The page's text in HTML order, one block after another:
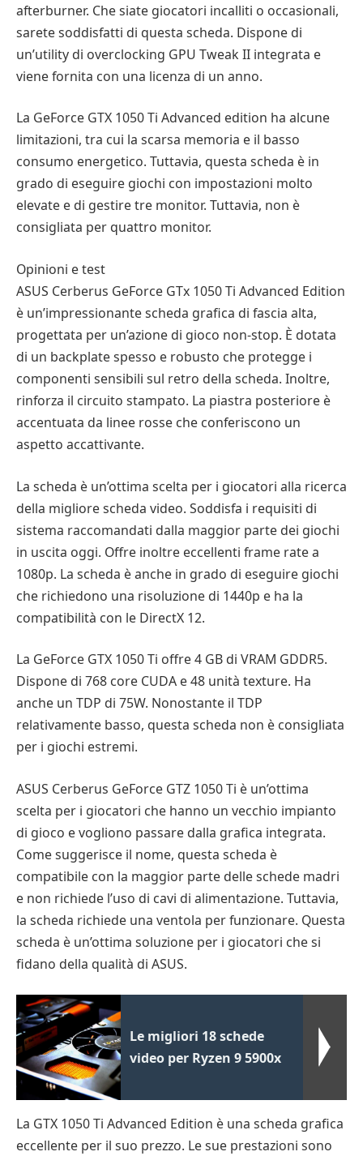
afterburner. Che siate giocatori incalliti o occasionali,
sarete soddisfatti di questa scheda. Dispone di
un’utility di overclocking GPU Tweak II integrata e
viene fornita con una licenza di un anno.
La GeForce GTX 1050 Ti Advanced edition ha alcune
limitazioni, tra cui la scarsa memoria e il basso
consumo energetico. Tuttavia, questa scheda è in
grado di eseguire giochi con impostazioni molto
elevate e di gestire tre monitor. Tuttavia, non è
consigliata per quattro monitor.
Opinioni e test
ASUS Cerberus GeForce GTx 1050 Ti Advanced Edition
è un’impressionante scheda grafica di fascia alta,
progettata per un’azione di gioco non-stop. È dotata
di un backplate spesso e robusto che protegge i
componenti sensibili sul retro della scheda. Inoltre,
rinforza il circuito stampato. La piastra posteriore è
accentuata da linee rosse che conferiscono un
aspetto accattivante.
La scheda è un’ottima scelta per i giocatori alla ricerca
della migliore scheda video. Soddisfa i requisiti di
sistema raccomandati dalla maggior parte dei giochi
in uscita oggi. Offre inoltre eccellenti frame rate a
1080p. La scheda è anche in grado di eseguire giochi
che richiedono una risoluzione di 1440p e ha la
compatibilità con le DirectX 12.
La GeForce GTX 1050 Ti offre 4 GB di VRAM GDDR5.
Dispone di 768 core CUDA e 48 unità texture. Ha
anche un TDP di 75W. Nonostante il TDP
relativamente basso, questa scheda non è consigliata
per i giochi estremi.
ASUS Cerberus GeForce GTZ 1050 Ti è un’ottima
scelta per i giocatori che hanno un vecchio impianto
di gioco e vogliono passare dalla grafica integrata.
Come suggerisce il nome, questa scheda è
compatibile con la maggior parte delle schede madri
e non richiede l’uso di cavi di alimentazione. Tuttavia,
la scheda richiede una ventola per funzionare. Questa
scheda è un’ottima soluzione per i giocatori che si
fidano della qualità di ASUS.
Le migliori 18 schede
video per Ryzen 9 5900x
La GTX 1050 Ti Advanced Edition è una scheda grafica
eccellente per il suo prezzo. Le sue prestazioni sono